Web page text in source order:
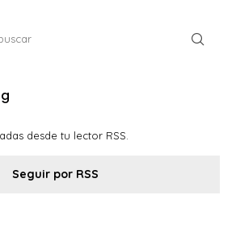
desde tu lector RSS.
Seguir por RSS